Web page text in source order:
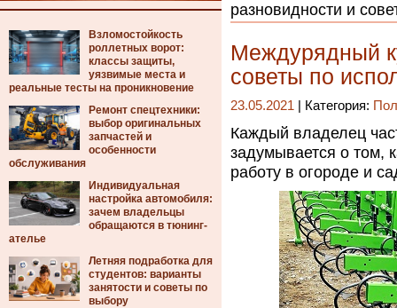
Взломостойкость
роллетных ворот:
классы защиты,
уязвимые места и
реальные тесты на проникновение
Ремонт спецтехники:
выбор оригинальных
запчастей и
особенности
обслуживания
Индивидуальная
настройка автомобиля:
зачем владельцы
обращаются в тюнинг-
ателье
Летняя подработка для
студентов: варианты
занятости и советы по
выбору
разновидности и
Междурядный
советы по
23.05.2021 | Категория:
Каждый владелец
задумывается о том,
работу в огороде и